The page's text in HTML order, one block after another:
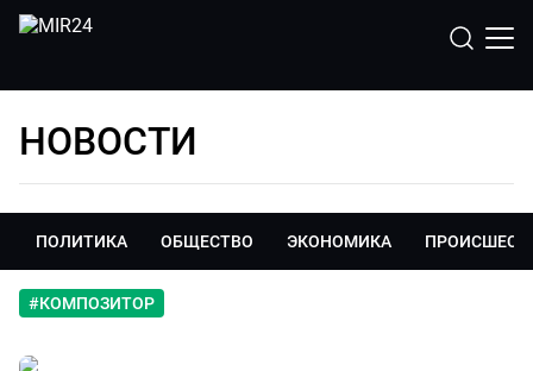
НОВОСТИ
ПОЛИТИКА ОБЩЕСТВО ЭКОНОМИКА
#КОМПОЗИТОР